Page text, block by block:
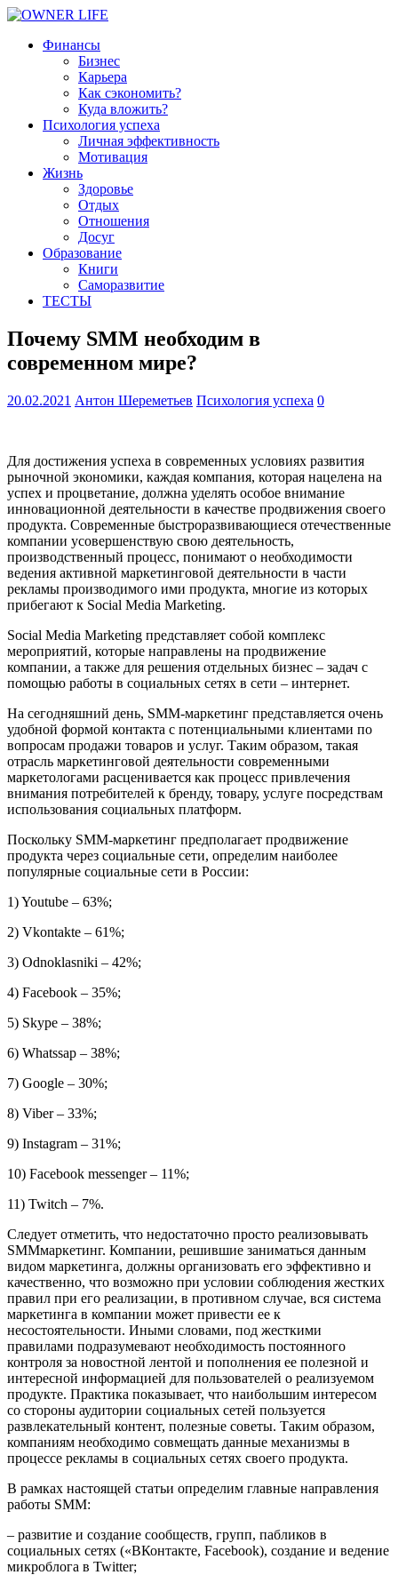
Финансы
Бизнес
Карьера
Как сэкономить?
Куда вложить?
Психология успеха
Личная эффективность
Мотивация
Жизнь
Здоровье
Отдых
Отношения
Досуг
Образование
Книги
Саморазвитие
ТЕСТЫ
Почему SMM необходим в
современном мире?
20.02.2021 Антон Шереметьев Психология успеха 0
Для достижения успеха в современных условиях развития
рыночной экономики, каждая компания, которая нацелена на
успех и процветание, должна уделять особое внимание
инновационной деятельности в качестве продвижения своего
продукта. Современные быстроразвивающиеся отечественные
компании усовершенствую свою деятельность,
производственный процесс, понимают о необходимости
ведения активной маркетинговой деятельности в части
рекламы производимого ими продукта, многие из которых
прибегают к Social Media Marketing.
Social Media Marketing представляет собой комплекс
мероприятий, которые направлены на продвижение
компании, а также для решения отдельных бизнес – задач с
помощью работы в социальных сетях в сети – интернет.
На сегодняшний день, SMM-маркетинг представляется очень
удобной формой контакта с потенциальными клиентами по
вопросам продажи товаров и услуг. Таким образом, такая
отрасль маркетинговой деятельности современными
маркетологами расценивается как процесс привлечения
внимания потребителей к бренду, товару, услуге посредствам
использования социальных платформ.
Поскольку SMM-маркетинг предполагает продвижение
продукта через социальные сети, определим наиболее
популярные социальные сети в России:
1) Youtube – 63%;
2) Vkontakte – 61%;
3) Odnoklasniki – 42%;
4) Facebook – 35%;
5) Skype – 38%;
6) Whatssap – 38%;
7) Google – 30%;
8) Viber – 33%;
9) Instagram – 31%;
10) Facebook messenger – 11%;
11) Twitch – 7%.
Следует отметить, что недостаточно просто реализовывать
SMMмаркетинг. Компании, решившие заниматься данным
видом маркетинга, должны организовать его эффективно и
качественно, что возможно при условии соблюдения жестких
правил при его реализации, в противном случае, вся система
маркетинга в компании может привести ее к
несостоятельности. Иными словами, под жесткими
правилами подразумевают необходимость постоянного
контроля за новостной лентой и пополнения ее полезной и
интересной информацией для пользователей о реализуемом
продукте. Практика показывает, что наибольшим интересом
со стороны аудитории социальных сетей пользуется
развлекательный контент, полезные советы. Таким образом,
компаниям необходимо совмещать данные механизмы в
процессе рекламы в социальных сетях своего продукта.
В рамках настоящей статьи определим главные направления
работы SMM:
– развитие и создание сообществ, групп, пабликов в
социальных сетях («ВКонтакте, Facebook), создание и ведение
микроблога в Twitter;